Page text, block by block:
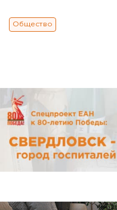
Общество